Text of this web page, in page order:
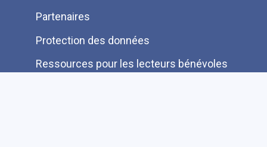
Partenaires
Protection des données
Ressources pour les lecteurs bénévoles